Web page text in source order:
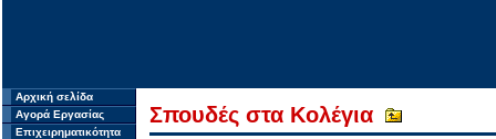
Αρχική σελίδα
Αγορά Εργασίας
Επιχειρηματικότητα
Σπουδές στα Κολέγια